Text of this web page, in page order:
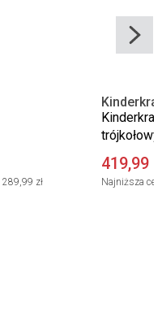
289,99 zł
419,99
Najniższa